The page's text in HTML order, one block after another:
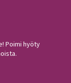
Poimi hyöty